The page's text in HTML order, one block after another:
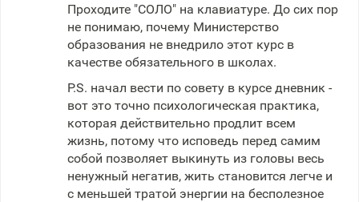
Проходите "СОЛО" на клавиатуре. До сих пор
не понимаю, почему Министерство
образования не внедрило этот курс в
качестве обязательного в школах.
P.S. начал вести по совету в курсе дневник -
вот это точно психологическая практика,
которая действительно продлит всем
жизнь, потому что исповедь перед самим
собой позволяет выкинуть из головы весь
ненужный негатив, жить становится легче и
с меньшей тратой энергии на бесполезное